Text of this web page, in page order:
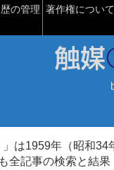
の管理 著作権について
は1959年（昭和
全記事の検索と結